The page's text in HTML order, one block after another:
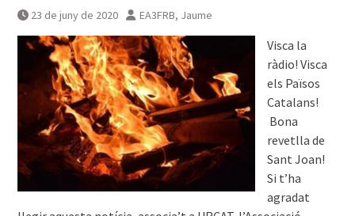
23 de juny de 2020 EA3FRB, Jaume
Visca la
ràdio! Visca
els Països
Catalans!
Bona
revetlla de
Sant Joan! ͏͏ ͏͏
Si t’ha
agradat